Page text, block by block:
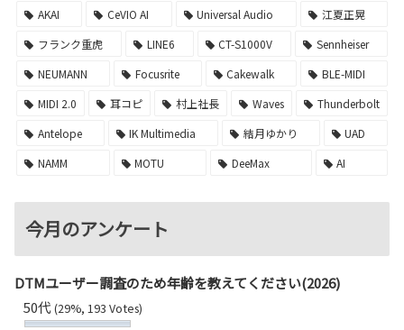
AKAI
CeVIO AI Universal Audio
江夏正晃
フランク重虎
LINE6 CT-S1000V
Sennheiser
NEUMANN
Focusrite Cakewalk
BLE-MIDI
MIDI 2.0
耳コピ 村上社長 Waves
Thunderbolt
Antelope
IK Multimedia 結月ゆかり
UAD
NAMM
MOTU DeeMax AI
今月のアンケート
DTMユーザー調査のため年齢を教えてください(2026)
50代(29%, 193 Votes)